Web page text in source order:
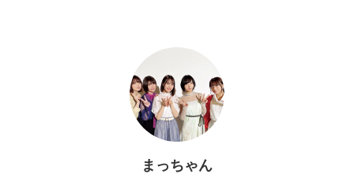
まっちゃん